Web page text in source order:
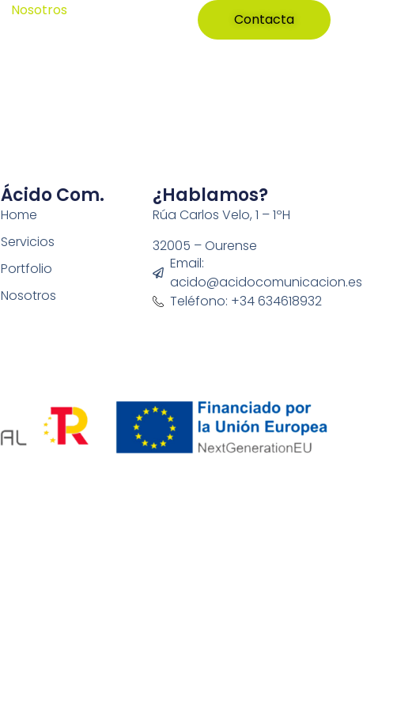
Nosotros
Contacta
Ácido Com.
Home
Servicios
Portfolio
Nosotros
¿Hablamos?
Rúa Carlos Velo, 1 – 1ºH
32005 – Ourense
Email:
acido@acidocomunicacion.es
Teléfono: +34 634618932